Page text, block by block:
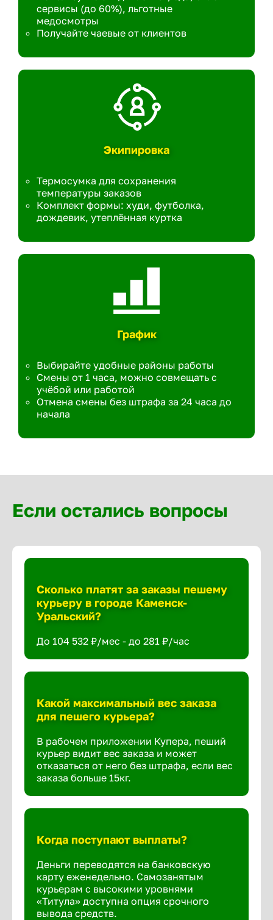
сервисы (до 60%), льготные
медосмотры
Получайте чаевые от клиентов
Экипировка
Термосумка для сохранения
температуры заказов
Комплект формы: худи, футболка,
дождевик, утеплённая куртка
График
Выбирайте удобные районы работы
Смены от 1 часа, можно совмещать с
учёбой или работой
Отмена смены без штрафа за 24 часа до
начала
Если остались вопросы
Сколько платят за заказы пешему
курьеру в городе Каменск-
Уральский?
До 104 532 ₽/мес - до 281 ₽/час
Какой максимальный вес заказа
для пешего курьера?
В рабочем приложении Купера, пеший
курьер видит вес заказа и может
отказаться от него без штрафа, если вес
заказа больше 15кг.
Когда поступают выплаты?
Деньги переводятся на банковскую
карту еженедельно. Самозанятым
курьерам с высокими уровнями
«Титула» доступна опция срочного
вывода средств.